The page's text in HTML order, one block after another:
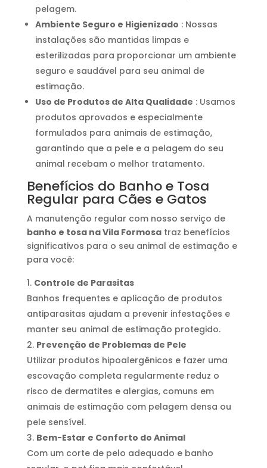
pelagem.
Ambiente Seguro e Higienizado : Nossas
instalações são mantidas limpas e
esterilizadas para proporcionar um ambiente
seguro e saudável para seu animal de
estimação.
Uso de Produtos de Alta Qualidade : Usamos
produtos aprovados e especialmente
formulados para animais de estimação,
garantindo que a pele e a pelagem do seu
animal recebam o melhor tratamento.
Benefícios do Banho e Tosa
Regular para Cães e Gatos
A manutenção regular com nosso serviço de
banho e tosa na Vila Formosatraz benefícios
significativos para o seu animal de estimação e
para você:
Controle de Parasitas
Banhos frequentes e aplicação de produtos
antiparasitas ajudam a prevenir infestações e
manter seu animal de estimação protegido.
Prevenção de Problemas de Pele
Utilizar produtos hipoalergênicos e fazer uma
escovação completa regularmente reduz o
risco de dermatites e alergias, comuns em
animais de estimação com pelagem densa ou
pele sensível.
Bem-Estar e Conforto do Animal
Com um corte de pelo adequado e banho